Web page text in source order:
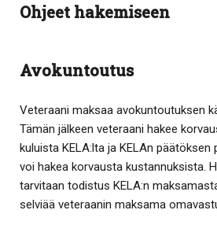
Ohjeet hakemiseen
Avokuntoutus
Veteraani maksaa avokuntoutuksen
Tämän jälkeen veteraani hakee
kuluista KELA:lta ja KELAn päätöksen
voi hakea korvausta kustannuksista.
tarvitaan todistus KELA:n
selviää veteraanin maksama